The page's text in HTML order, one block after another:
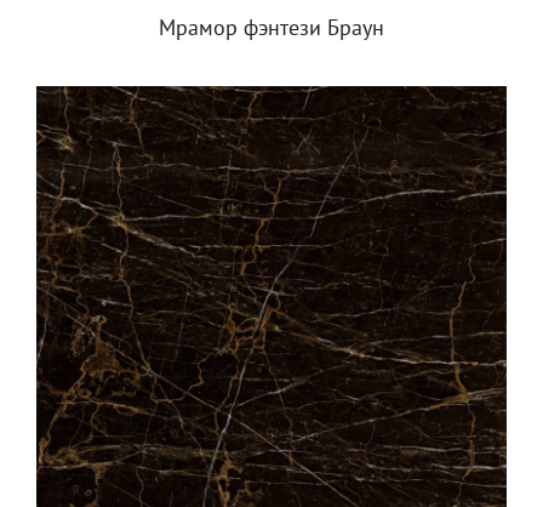
Мрамор фэнтези Браун